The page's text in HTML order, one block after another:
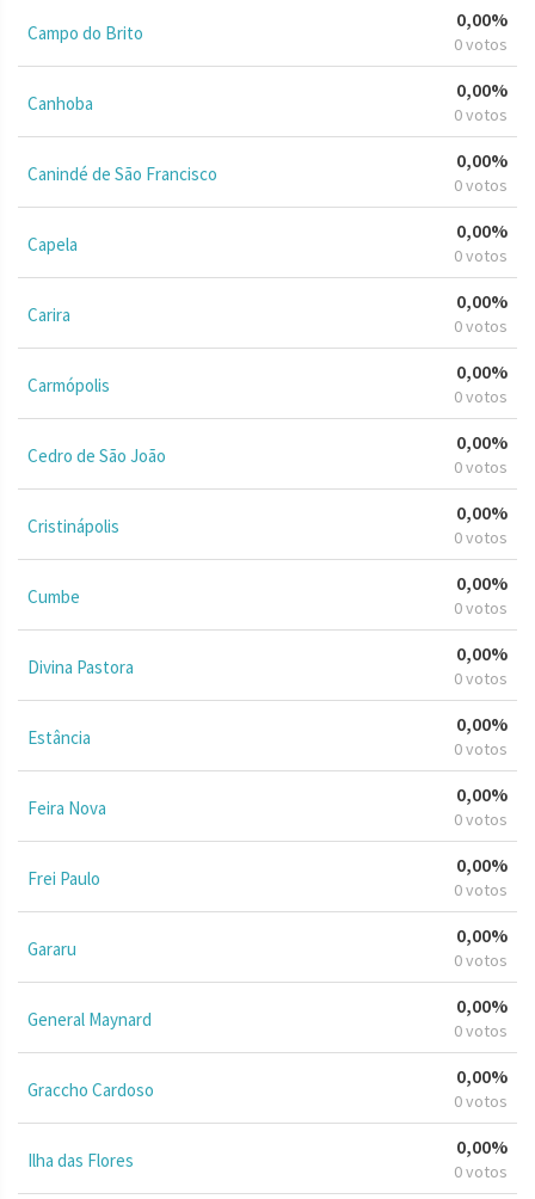
Campo do Brito
0,00%
0 votos
Canhoba
0,00%
0 votos
Canindé de São Francisco
0,00%
0 votos
Capela
0,00%
0 votos
Carira
0,00%
0 votos
Carmópolis
0,00%
0 votos
Cedro de São João
0,00%
0 votos
Cristinápolis
0,00%
0 votos
Cumbe
0,00%
0 votos
Divina Pastora
0,00%
0 votos
Estância
0,00%
0 votos
Feira Nova
0,00%
0 votos
Frei Paulo
0,00%
0 votos
Gararu
0,00%
0 votos
General Maynard
0,00%
0 votos
Graccho Cardoso
0,00%
0 votos
Ilha das Flores
0,00%
0 votos